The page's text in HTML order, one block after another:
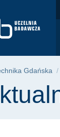
Gdańska